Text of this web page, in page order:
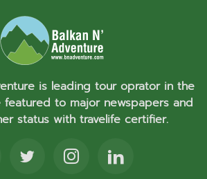
is leading tour oprator in the
featured to major newspapers and
status with travelife certifier.